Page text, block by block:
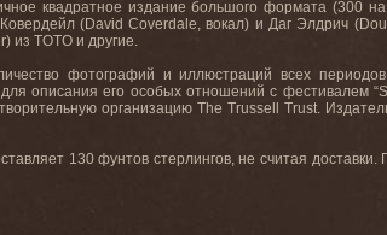
квадратное издание большого формата (300
(David Coverdale, вокал) и Даг Элдрич
из TOTO и другие.
фотографий и иллюстраций всех
описания его особых отношений с фестивалем
организацию The Trussell Trust.
130 фунтов стерлингов, не считая